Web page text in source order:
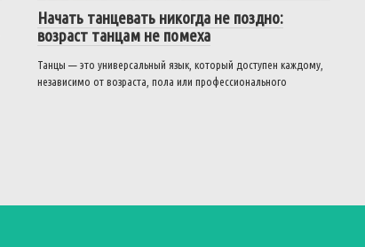
Начать танцевать никогда не поздно:
возраст танцам не помеха
Танцы — это универсальный язык, который доступен каждому,
независимо от возраста, пола или профессионального